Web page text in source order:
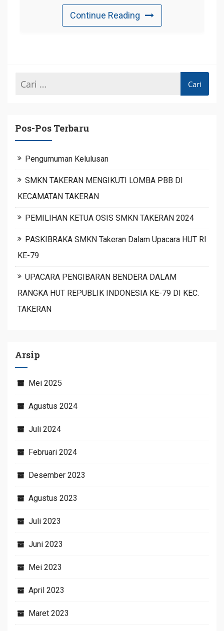
Continue Reading
Pos-Pos Terbaru
Pengumuman Kelulusan
SMKN TAKERAN MENGIKUTI LOMBA PBB DI
KECAMATAN TAKERAN
PEMILIHAN KETUA OSIS SMKN TAKERAN 2024
PASKIBRAKA SMKN Takeran Dalam Upacara HUT RI
KE-79
UPACARA PENGIBARAN BENDERA DALAM
RANGKA HUT REPUBLIK INDONESIA KE-79 DI KEC.
TAKERAN
Arsip
Mei 2025
Agustus 2024
Juli 2024
Februari 2024
Desember 2023
Agustus 2023
Juli 2023
Juni 2023
Mei 2023
April 2023
Maret 2023